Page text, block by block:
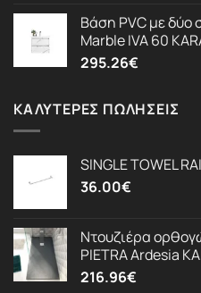
Βάση PVC με δύο
Marble IVA 60
295.26€
ΚΑΛΎΤΕΡΕΣ ΠΩΛΉΣΕΙΣ
SINGLE TOWEL
36.00€
Ντουζιέρα
PIETRA Ardesia
216.96€